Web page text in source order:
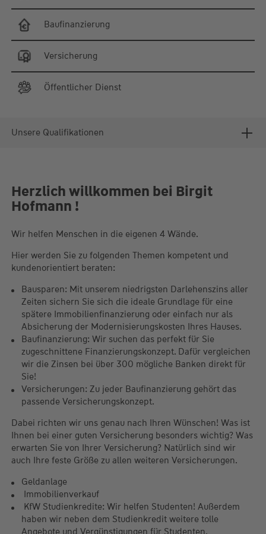
Baufinanzierung
Versicherung
Öffentlicher Dienst
Unsere Qualifikationen
Herzlich willkommen bei Birgit
Hofmann !
Wir helfen Menschen in die eigenen 4 Wände.
Hier werden Sie zu folgenden Themen kompetent und
kundenorientiert beraten:
Bausparen: Mit unserem niedrigsten Darlehenszins aller
Zeiten sichern Sie sich die ideale Grundlage für eine
spätere Immobilienfinanzierung oder einfach nur als
Absicherung der Modernisierungskosten Ihres Hauses.
Baufinanzierung: Wir suchen das perfekt für Sie
zugeschnittene Finanzierungskonzept. Dafür vergleichen
wir die Zinsen bei über 300 mögliche Banken direkt für
Sie!
Versicherungen: Zu jeder Baufinanzierung gehört das
passende Versicherungskonzept.
Dabei richten wir uns genau nach Ihren Wünschen! Was ist
Ihnen bei einer guten Versicherung besonders wichtig? Was
erwarten Sie von Ihrer Versicherung? Natürlich sind wir
auch Ihre feste Größe zu allen weiteren Versicherungen.
Geldanlage
Immobilienverkauf
KfW Studienkredite: Wir helfen Studenten! Außerdem
haben wir neben dem Studienkredit weitere tolle